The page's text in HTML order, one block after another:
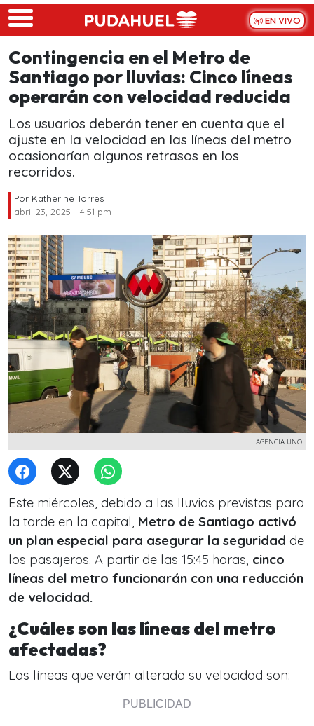
Skip to main content
EN VIVO
Contingencia en el Metro de
Santiago por lluvias: Cinco líneas
operarán con velocidad reducida
Los usuarios deberán tener en cuenta que el
ajuste en la velocidad en las líneas del metro
ocasionarían algunos retrasos en los
recorridos.
Por Katherine Torres
abril 23, 2025 - 4:51 pm
AGENCIA UNO
Este miércoles, debido a las lluvias previstas para
la tarde en la capital, Metro de Santiago activó
un plan especial para asegurar la seguridad de
los pasajeros. A partir de las 15:45 horas, cinco
líneas del metro funcionarán con una reducción
de velocidad.
¿Cuáles son las líneas del metro
afectadas?
Las líneas que verán alterada su velocidad son: